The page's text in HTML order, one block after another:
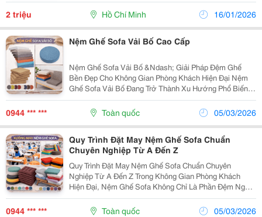
Thiết Kế Phòng Khách Ngày Càng Được Chú Trọng
Theo Hướng...
2 triệu Hồ Chí Minh 16/01/2026
Nệm Ghế Sofa Vải Bố Cao Cấp
Nệm Ghế Sofa Vải Bố &Ndash; Giải Pháp Đệm Ghế
Bền Đẹp Cho Không Gian Phòng Khách Hiện Đại Nệm
Ghế Sofa Vải Bố Đang Trở Thành Xu Hướng Phổ Biến
Trong Thiết Kế Nội Thất Hiện Đại Nhờ Độ Bền Cao, Vẻ
Đẹp Tự Nhiên Và Khả Năng Phù Hợp Với Nhiều
Phong...
0944 *** *** Toàn quốc 05/03/2026
Quy Trình Đặt May Nệm Ghế Sofa Chuẩn
Chuyên Nghiệp Từ A Đến Z
Quy Trình Đặt May Nệm Ghế Sofa Chuẩn Chuyên
Nghiệp Từ A Đến Z Trong Không Gian Phòng Khách
Hiện Đại, Nệm Ghế Sofa Không Chỉ Là Phần Đệm Ngồi
Giúp Tăng Sự Thoải Mái Mà Còn Góp Phần Tạo Nên Vẻ
Đẹp Và Phong Cách Cho Toàn Bộ Nội Thất. Việc Đặt
0944 *** *** Toàn quốc 05/03/2026